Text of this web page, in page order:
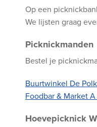
Op een
We lijsten graag
Picknickmanden
Bestel je
Buurtwinkel De
Foodbar & Market
Hoevepicknick